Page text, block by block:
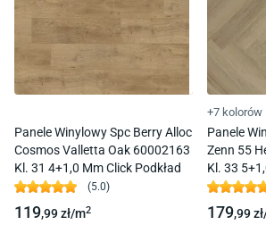
Panele Winylowy Spc Berry Alloc
Cosmos Valletta Oak 60002163
Kl. 31 4+1,0 Mm Click Podkład
(5.0)
119,99zł/m2
+7 kolorów
Panele
Zenn 55
Kl. 33
179,99